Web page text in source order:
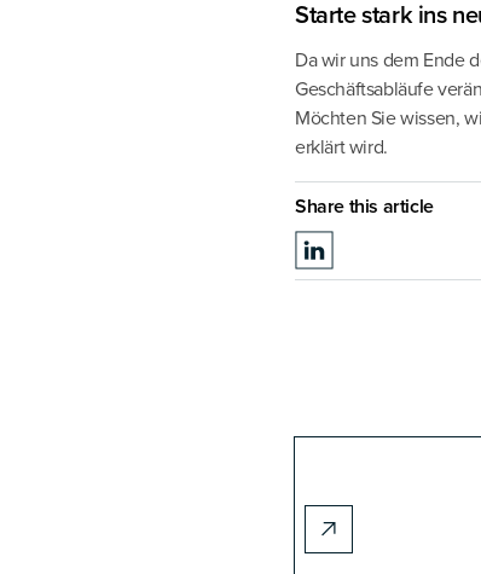
Starte stark ins
Da wir uns dem Ende
Geschäftsabläufe
Möchten Sie wissen,
erklärt wird.
Share this article